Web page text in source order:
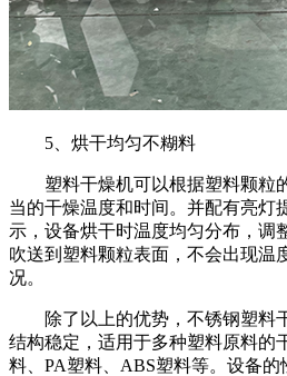
5、烘干均匀不糊料
塑料干燥机可以根据塑料颗粒
当的干燥温度和时间。并配有亮灯
示，设备烘干时温度均匀分布，调
吹送到塑料颗粒表面，不会出现温
况。
除了以上的优势，不锈钢塑料干
结构稳定，适用于多种塑料原料的
料、PA塑料、ABS塑料等。设备